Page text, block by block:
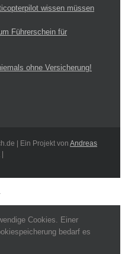
wissen müssen
Führerschein für
ohne Versicherung!
| Ein Projekt von Andreas
Cookies. Einer
bedarf es